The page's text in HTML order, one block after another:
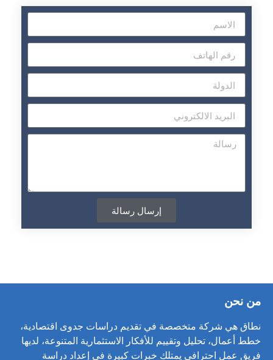
إرسال رسالة
من نحن
نطاق هي شركة متخصصة في تقديم دراسات جدوى اقتصادية،
خطط أعمال، تحليل وتقييم للأفكار الاستثمارية المتنوعة، لديها
فريق عمل احترافي يمتلك خبرات كبيرة في إعداد دراسة